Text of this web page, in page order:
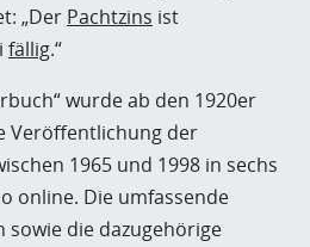
„Der Pachtzins ist
fällig.“
wurde ab den 1920er
Veröffentlichung der
1965 und 1998 in sechs
online. Die umfassende
sowie die dazugehörige